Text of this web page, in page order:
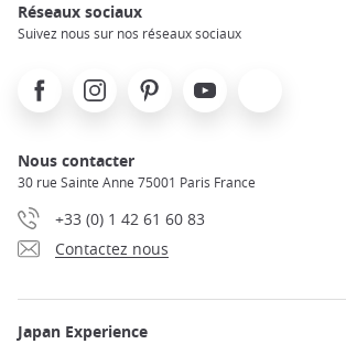
Réseaux sociaux
Suivez nous sur nos réseaux sociaux
FacebookInstagramPinterest Youtube
Nous contacter
30 rue Sainte Anne 75001 Paris France
+33 (0) 1 42 61 60 83
Contactez nous
Japan Experience